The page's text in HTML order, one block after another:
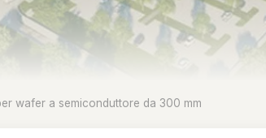
wafer a semiconduttore da 300 mm